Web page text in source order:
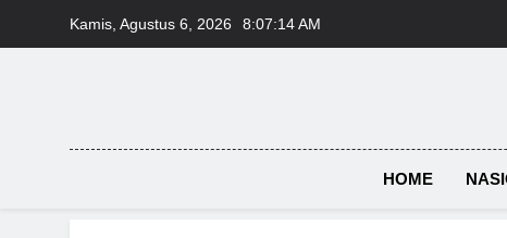
Kamis, Agustus 6, 2026 8:07:15 AM
HOME